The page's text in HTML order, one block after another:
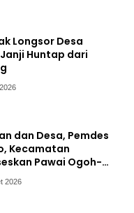
Longsor Desa
Huntap dari
dan Desa, Pemdes
Kecamatan
Pawai Ogoh-
2026